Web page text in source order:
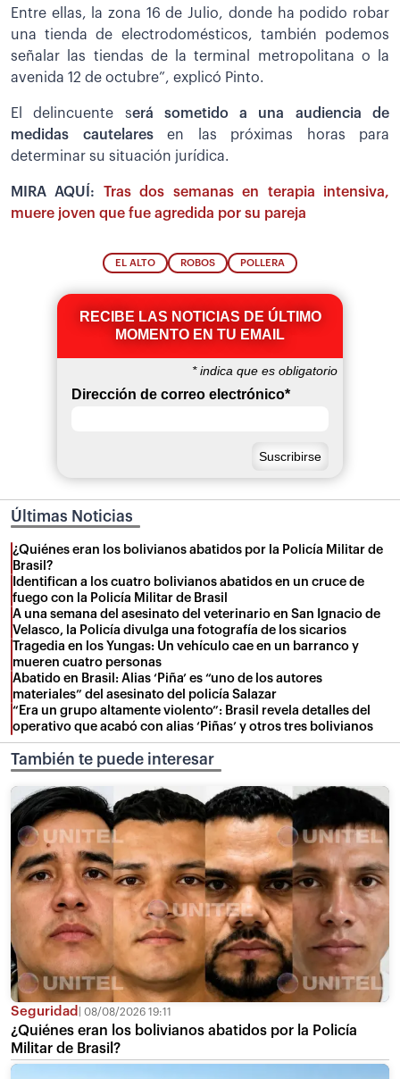
Entre ellas, la zona 16 de Julio, donde ha podido robar
una tienda de electrodomésticos, también podemos
señalar las tiendas de la terminal metropolitana o la
avenida 12 de octubre”, explicó Pinto.
El delincuente será sometido a una audiencia de
medidas cautelaresen las próximas horas para
determinar su situación jurídica.
MIRA AQUÍ: Tras dos semanas en terapia intensiva,
muere joven que fue agredida por su pareja
EL ALTO ROBOS POLLERA
RECIBE LAS NOTICIAS DE ÚLTIMO
MOMENTO EN TU EMAIL
*indica que es obligatorio
Dirección de correo electrónico*
Últimas Noticias
¿Quiénes eran los bolivianos abatidos por la Policía Militar de
Brasil?
Identifican a los cuatro bolivianos abatidos en un cruce de
fuego con la Policía Militar de Brasil
A una semana del asesinato del veterinario en San Ignacio de
Velasco, la Policía divulga una fotografía de los sicarios
Tragedia en los Yungas: Un vehículo cae en un barranco y
mueren cuatro personas
Abatido en Brasil: Alias ‘Piña’ es “uno de los autores
materiales” del asesinato del policía Salazar
“Era un grupo altamente violento”: Brasil revela detalles del
operativo que acabó con alias ‘Piñas’ y otros tres bolivianos
También te puede interesar
Seguridad 08/08/2026 19:11
¿Quiénes eran los bolivianos abatidos por la Policía
Militar de Brasil?